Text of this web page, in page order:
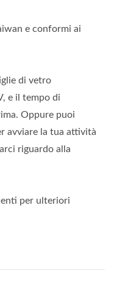
e conformi ai
di vetro
e il tempo di
Oppure puoi
avviare la tua attività
riguardo alla
per ulteriori